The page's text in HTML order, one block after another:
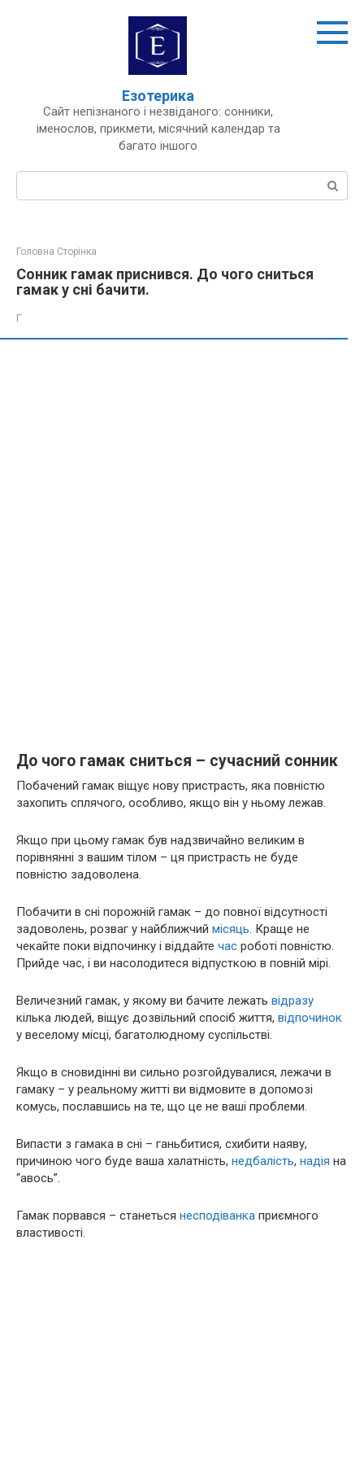
Езотерика
Сайт непізнаного і незвіданого: сонники,
іменослов, прикмети, місячний календар та
багато іншого
Пошук:
Головна Сторінка
Сонник гамак приснився. До чого сниться
гамак у сні бачити.
Г
До чого гамак сниться – сучасний сонник
Побачений гамак віщує нову пристрасть, яка повністю
захопить сплячого, особливо, якщо він у ньому лежав.
Якщо при цьому гамак був надзвичайно великим в
порівнянні з вашим тілом – ця пристрасть не буде
повністю задоволена.
Побачити в сні порожній гамак – до повної відсутності
задоволень, розваг у найближчий місяць. Краще не
чекайте поки відпочинку і віддайте час роботі повністю.
Прийде час, і ви насолодитеся відпусткою в повній мірі.
Величезний гамак, у якому ви бачите лежать відразу
кілька людей, віщує дозвільний спосіб життя, відпочинок
у веселому місці, багатолюдному суспільстві.
Якщо в сновидінні ви сильно розгойдувалися, лежачи в
гамаку – у реальному житті ви відмовите в допомозі
комусь, пославшись на те, що це не ваші проблеми.
Випасти з гамака в сні – ганьбитися, схибити наяву,
причиною чого буде ваша халатність, недбалість, надія на
“авось”.
Гамак порвався – станеться несподіванка приємного
властивості.